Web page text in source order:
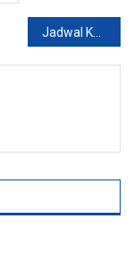
Jadwal Kuliah yang Ditawarkan Psikologi